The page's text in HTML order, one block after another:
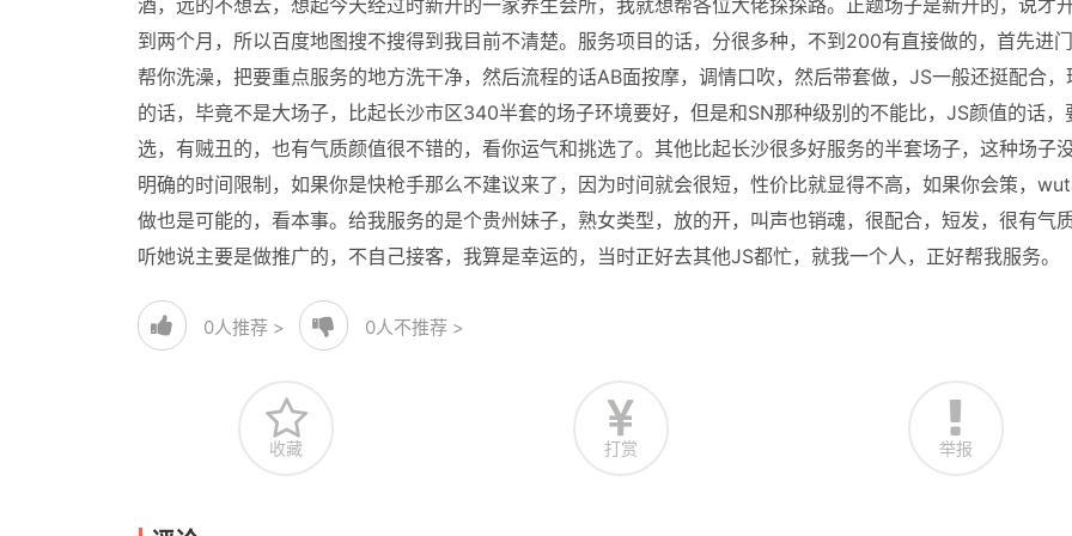
酒，远的不想去，想起今天经过时新开的一家养生会所，我就想帮各位大佬探探路。正题场子是新开的，说才
到两个月，所以百度地图搜不搜得到我目前不清楚。服务项目的话，分很多种，不到200有直接做的，首先进门
帮你洗澡，把要重点服务的地方洗干净，然后流程的话AB面按摩，调情口吹，然后带套做，JS一般还挺配合，
的话，毕竟不是大场子，比起长沙市区340半套的场子环境要好，但是和SN那种级别的不能比，JS颜值的话，
选，有贼丑的，也有气质颜值很不错的，看你运气和挑选了。其他比起长沙很多好服务的半套场子，这种场子
明确的时间限制，如果你是快枪手那么不建议来了，因为时间就会很短，性价比就显得不高，如果你会策，
做也是可能的，看本事。给我服务的是个贵州妹子，熟女类型，放的开，叫声也销魂，很配合，短发，很有气质
听她说主要是做推广的，不自己接客，我算是幸运的，当时正好去其他JS都忙，就我一个人，正好帮我服务。
0人推荐 > 0人不推荐 >
收藏 打赏 举报